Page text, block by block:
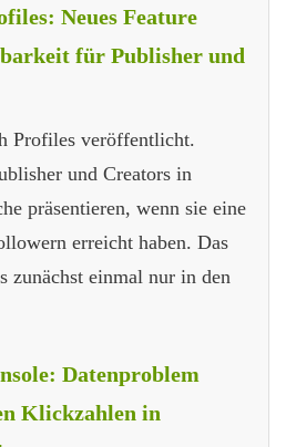
Neues Feature
für Publisher und
Profiles veröffentlicht.
und Creators in
präsentieren, wenn sie eine
erreicht haben. Das
zunächst einmal nur in den
Datenproblem
Klickzahlen in